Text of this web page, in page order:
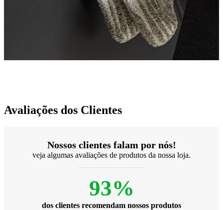
Avaliações dos Clientes
Nossos clientes falam por nós!
veja algumas avaliações de produtos da nossa loja.
93%
dos clientes recomendam nossos produtos